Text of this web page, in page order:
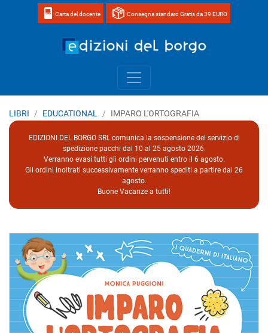
Carta del docente Consegna standard Gratis da 39 EURO
LIBRI EDUCATIONAL IMPARO L'ORTOGRAFIA
EDIZIONI DEL BORGO SRL comunica la sospensione del servizio di
spedizione pacchi dal 10 al 25 agosto 2026.
Verranno evasi tutti gli ordini pervenuti entro il 6 agosto.
Gli ordini inoltrati successivamente verranno spediti a partire dal 26
agosto.
Buone Vacanze a tutti!